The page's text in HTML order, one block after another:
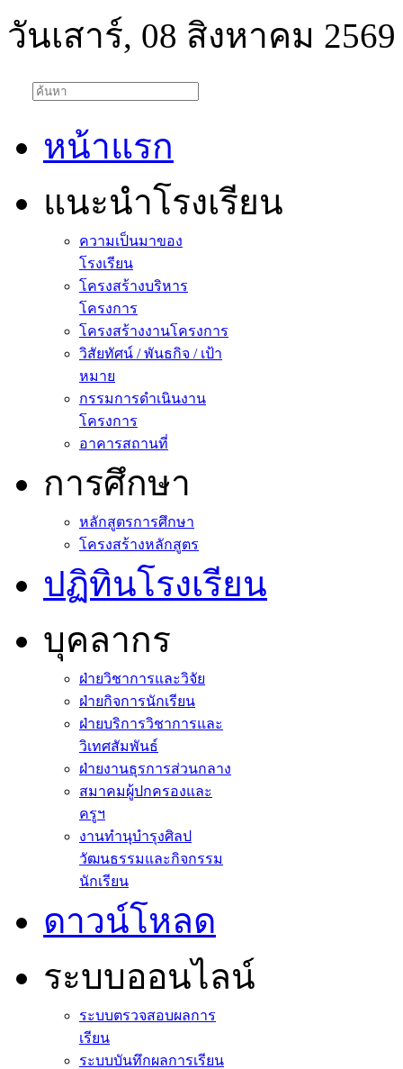
วันเสาร์, 08 สิงหาคม 2569
หน้าแรก
แนะนำโรงเรียน
ความเป็นมาของ
โรงเรียน
โครงสร้างบริหาร
โครงการ
โครงสร้างงานโครงการ
วิสัยทัศน์ / พันธกิจ / เป้า
หมาย
กรรมการดำเนินงาน
โครงการ
อาคารสถานที่
การศึกษา
หลักสูตรการศึกษา
โครงสร้างหลักสูตร
ปฏิทินโรงเรียน
บุคลากร
ฝ่ายวิชาการและวิจัย
ฝ่ายกิจการนักเรียน
ฝ่ายบริการวิชาการและ
วิเทศสัมพันธ์
ฝ่ายงานธุรการส่วนกลาง
สมาคมผู้ปกครองและ
ครูฯ
งานทำนุบำรุงศิลป
วัฒนธรรมและกิจกรรม
นักเรียน
ดาวน์โหลด
ระบบออนไลน์
ระบบตรวจสอบผลการ
เรียน
ระบบบันทึกผลการเรียน